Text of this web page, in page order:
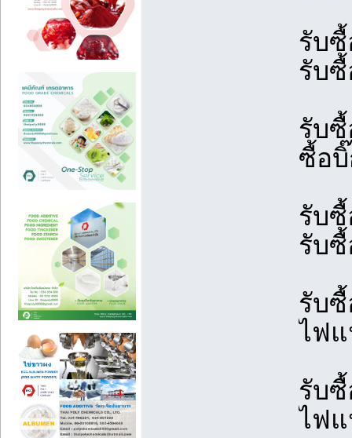
รับ
รับซื้
รับ
ซื้อ
รับ
รับ
รับ
ไฟ
รับ
ไฟ